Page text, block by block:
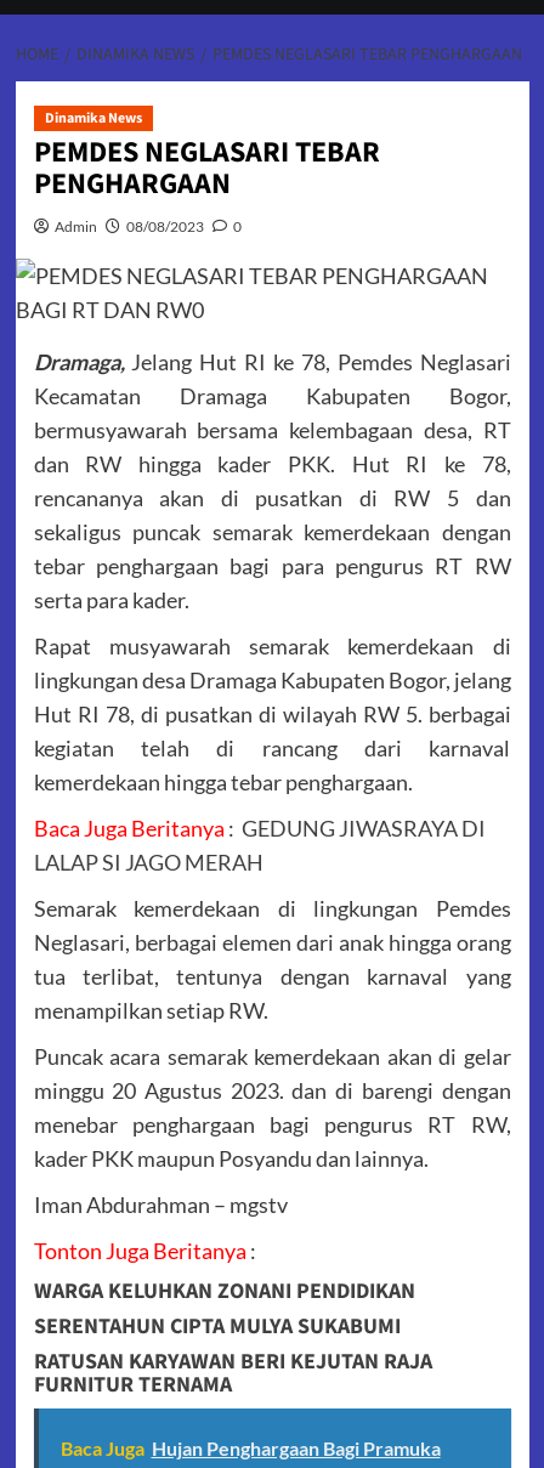
HOME DINAMIKA NEWS PEMDES NEGLASARI TEBAR PENGHARGAAN
Dinamika News
PEMDES NEGLASARI TEBAR
PENGHARGAAN
Admin 08/08/2023 0
Dramaga,Jelang Hut RI ke 78, Pemdes Neglasari
Kecamatan Dramaga Kabupaten Bogor,
bermusyawarah bersama kelembagaan desa, RT
dan RW hingga kader PKK. Hut RI ke 78,
rencananya akan di pusatkan di RW 5 dan
sekaligus puncak semarak kemerdekaan dengan
tebar penghargaan bagi para pengurus RT RW
serta para kader.
Rapat musyawarah semarak kemerdekaan di
lingkungan desa Dramaga Kabupaten Bogor, jelang
Hut RI 78, di pusatkan di wilayah RW 5. berbagai
kegiatan telah di rancang dari karnaval
kemerdekaan hingga tebar penghargaan.
Baca Juga Beritanya : GEDUNG JIWASRAYA DI
LALAP SI JAGO MERAH
Semarak kemerdekaan di lingkungan Pemdes
Neglasari, berbagai elemen dari anak hingga orang
tua terlibat, tentunya dengan karnaval yang
menampilkan setiap RW.
Puncak acara semarak kemerdekaan akan di gelar
minggu 20 Agustus 2023. dan di barengi dengan
menebar penghargaan bagi pengurus RT RW,
kader PKK maupun Posyandu dan lainnya.
Iman Abdurahman – mgstv
Tonton Juga Beritanya :
WARGA KELUHKAN ZONANI PENDIDIKAN
SERENTAHUN CIPTA MULYA SUKABUMI
RATUSAN KARYAWAN BERI KEJUTAN RAJA
FURNITUR TERNAMA
Baca Juga Hujan Penghargaan Bagi Pramuka